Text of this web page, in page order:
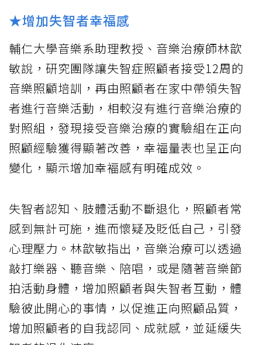
★增加失智者幸福感
輔仁大學音樂系助理教授、音樂治療師林歆
敏說，研究團隊讓失智症照顧者接受12周的
音樂照顧培訓，再由照顧者在家中帶領失智
者進行音樂活動，相較沒有進行音樂治療的
對照組，發現接受音樂治療的實驗組在正向
照顧經驗獲得顯著改善，幸福量表也呈正向
變化，顯示增加幸褔感有明確成效。
失智者認知、肢體活動不斷退化，照顧者常
感到無計可施，進而懷疑及貶低自己，引發
心理壓力。林歆敏指出，音樂治療可以透過
敲打樂器、聽音樂、陪唱，或是隨著音樂節
拍活動身體，增加照顧者與失智者互動，體
驗彼此開心的事情，以促進正向照顧品質，
增加照顧者的自我認同、成就感，並延緩失